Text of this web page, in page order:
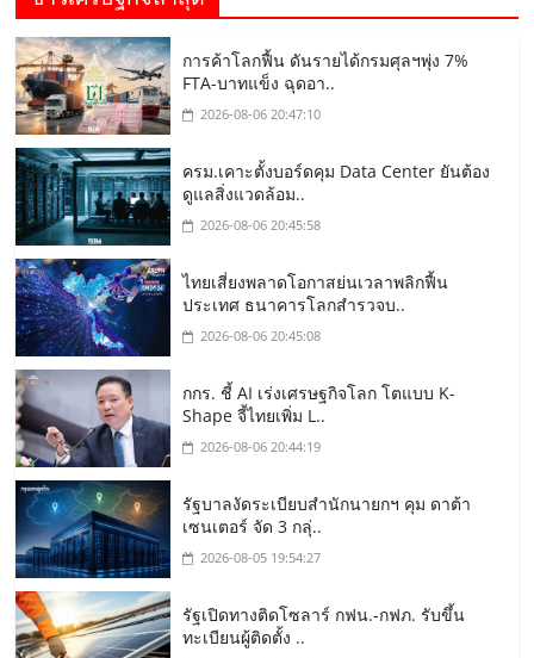
การค้าโลกฟื้น ดันรายได้กรมศุลฯพุ่ง 7%
FTA-บาทแข็ง ฉุดอา..
2026-08-06 20:47:10
ครม.เคาะตั้งบอร์ดคุม Data Center ยันต้อง
ดูแลสิ่งแวดล้อม..
2026-08-06 20:45:58
ไทยเสี่ยงพลาดโอกาสย่นเวลาพลิกฟื้น
ประเทศ ธนาคารโลกสำรวจบ..
2026-08-06 20:45:08
กกร. ชี้ AI เร่งเศรษฐกิจโลก โตแบบ K-
Shape จี้ไทยเพิ่ม L..
2026-08-06 20:44:19
รัฐบาลงัดระเบียบสำนักนายกฯ คุม ดาต้า
เซนเตอร์ จัด 3 กลุ่..
2026-08-05 19:54:27
รัฐเปิดทางติดโซลาร์ กฟน.-กฟภ. รับขึ้น
ทะเบียนผู้ติดตั้ง ..